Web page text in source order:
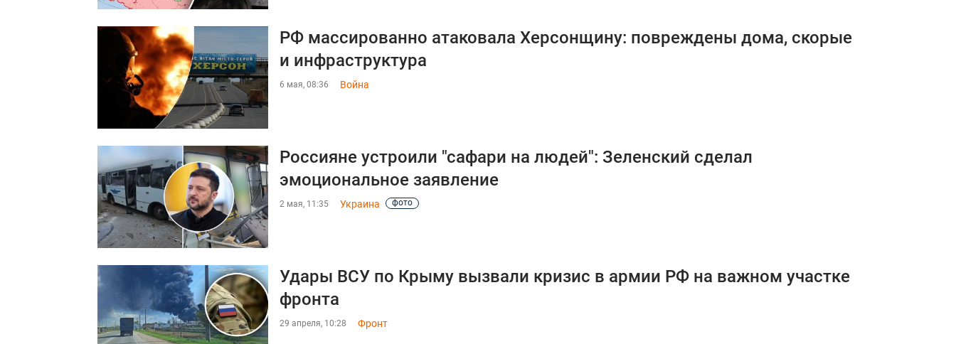
РФ массированно атаковала Херсонщину: повреждены дома, скорые
и инфраструктура
6 мая, 08:36 Война
Россияне устроили "сафари на людей": Зеленский сделал
эмоциональное заявление
2 мая, 11:35 Украина фото
Удары ВСУ по Крыму вызвали кризис в армии РФ на важном участке
фронта
29 апреля, 10:28 Фронт